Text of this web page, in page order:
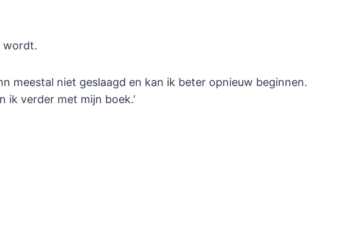
wordt.
meestal niet geslaagd en kan ik beter opnieuw beginnen.
ik verder met mijn boek.’